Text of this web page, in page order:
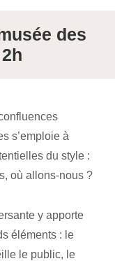
des
s’emploie à
du style :
où allons-nous ?
y apporte
éléments : le
le public, le